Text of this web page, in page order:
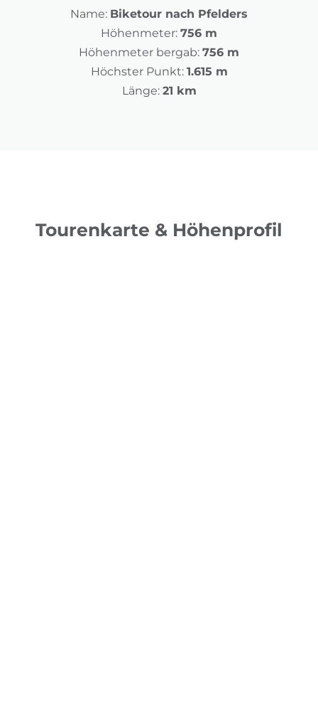
Name: Biketour nach Pfelders
Höhenmeter: 756 m
Höhenmeter bergab: 756 m
Höchster Punkt: 1.615 m
Länge: 21 km
Tourenkarte & Höhenprofil